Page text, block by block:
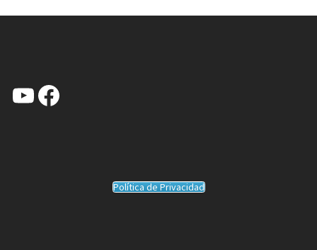
YouTube
Facebook
Política de Privacidad